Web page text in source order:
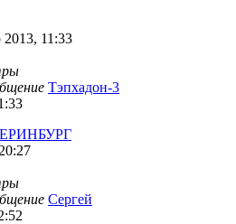
2013, 11:33
Тэпхадон-3
Сергей